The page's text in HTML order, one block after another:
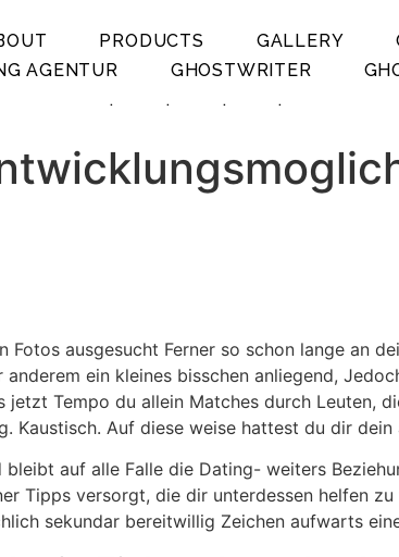
PRODUCTS GALLERY
AGENTUR
GHOSTWRITER
.
. . .
ausgesucht Ferner so schon lange an
ein kleines bisschen anliegend,
Tempo du allein Matches durch Leuten,
Kaustisch. Auf diese weise hattest du dir
auf alle Falle die Dating- weiters
Tipps versorgt, die dir unterdessen helfen
sekundar bereitwillig Zeichen aufwarts